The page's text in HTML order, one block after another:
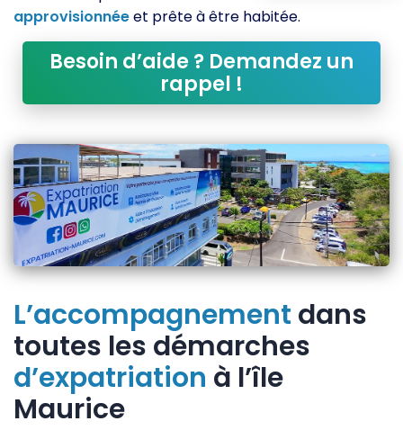
approvisionnéeet prête à être habitée.
Besoin d’aide ? Demandez un
rappel !
L’accompagnement dans
toutes les démarches
d’expatriation à l’île
Maurice